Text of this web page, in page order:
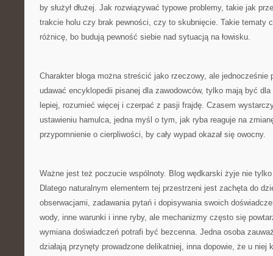
by służył dłużej. Jak rozwiązywać typowe problemy, takie jak
trakcie holu czy brak pewności, czy to skubnięcie. Takie tematy
różnicę, bo budują pewność siebie nad sytuacją na łowisku.
Charakter bloga można streścić jako rzeczowy, ale jednocześnie
udawać encyklopedii pisanej dla zawodowców, tylko mają być
lepiej, rozumieć więcej i czerpać z pasji frajdę. Czasem
ustawieniu hamulca, jedna myśl o tym, jak ryba reaguje na
przypomnienie o cierpliwości, by cały wypad okazał się owocny.
Ważne jest też poczucie wspólnoty. Blog wędkarski żyje nie
Dlatego naturalnym elementem tej przestrzeni jest zachęta do
obserwacjami, zadawania pytań i dopisywania swoich
wody, inne warunki i inne ryby, ale mechanizmy często się
wymiana doświadczeń potrafi być bezcenna. Jedna osoba
działają przynęty prowadzone delikatniej, inna dopowie, że u